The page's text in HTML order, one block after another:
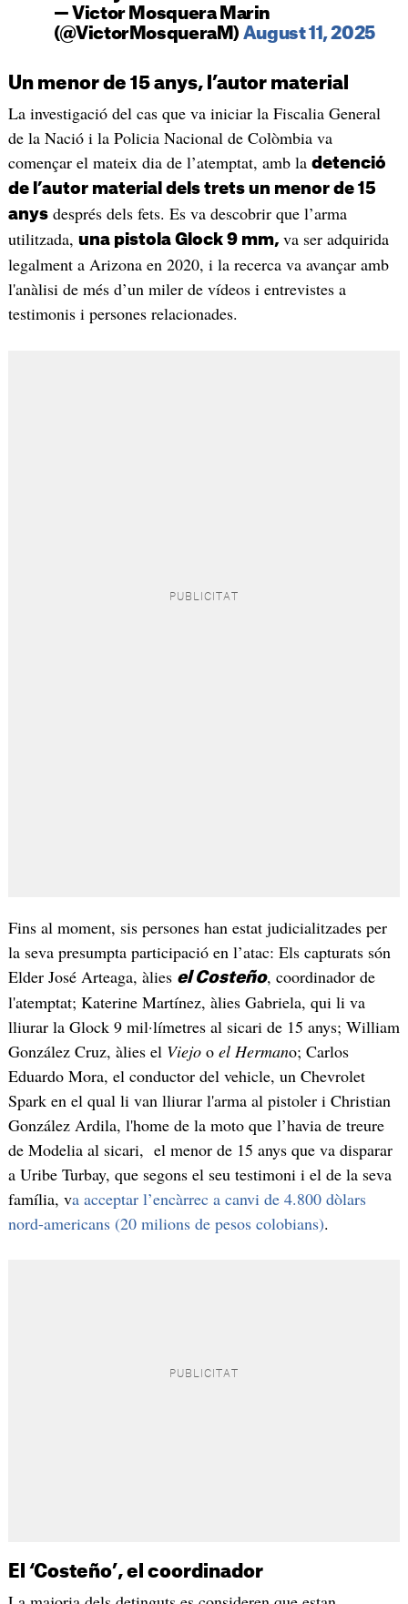
— Victor Mosquera Marin
(@VictorMosqueraM) August 11, 2025
Un menor de 15 anys, l’autor material
La investigació del cas que va iniciar la Fiscalia General
de la Nació i la Policia Nacional de Colòmbia va
començar el mateix dia de l’atemptat, amb la detenció
de l’autor material dels trets un menor de 15
anysdesprés dels fets. Es va descobrir que l’arma
utilitzada, una pistola Glock 9 mm, va ser adquirida
legalment a Arizona en 2020, i la recerca va avançar amb
l'anàlisi de més d’un miler de vídeos i entrevistes a
testimonis i persones relacionades.
Fins al moment, sis persones han estat judicialitzades per
la seva presumpta participació en l’atac: Els capturats són
Elder José Arteaga, àlies el Costeño, coordinador de
l'atemptat; Katerine Martínez, àlies Gabriela, qui li va
lliurar la Glock 9 mil·límetres al sicari de 15 anys; William
González Cruz, àlies el Viejo o el Hermano; Carlos
Eduardo Mora, el conductor del vehicle, un Chevrolet
Spark en el qual li van lliurar l'arma al pistoler i Christian
González Ardila, l'home de la moto que l’havia de treure
de Modelia al sicari, el menor de 15 anys que va disparar
a Uribe Turbay, que segons el seu testimoni i el de la seva
família, va acceptar l’encàrrec a canvi de 4.800 dòlars
nord-americans (20 milions de pesos colobians).
El ‘Costeño’, el coordinador